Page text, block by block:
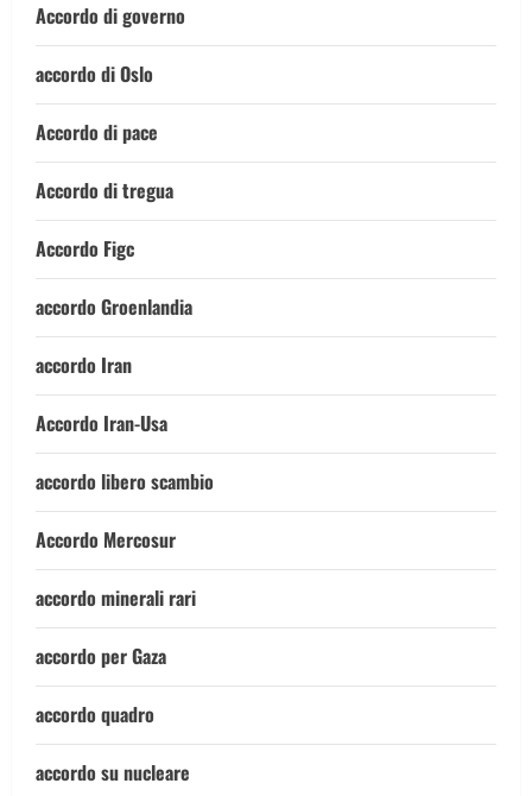
Accordo di governo
accordo di Oslo
Accordo di pace
Accordo di tregua
Accordo Figc
accordo Groenlandia
accordo Iran
Accordo Iran-Usa
accordo libero scambio
Accordo Mercosur
accordo minerali rari
accordo per Gaza
accordo quadro
accordo su nucleare